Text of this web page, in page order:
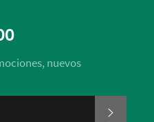
nuevos